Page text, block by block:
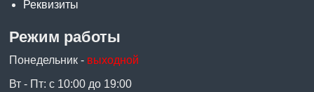
Реквизиты
Режим работы
Понедельник - выходной
Вт - Пт: с 10:00 до 19:00